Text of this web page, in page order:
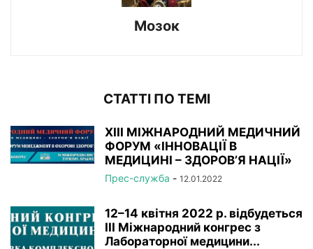
Мозок
СТАТТІ ПО ТЕМІ
XIІI МІЖНАРОДНИЙ МЕДИЧНИЙ
ФОРУМ «ІННОВАЦІЇ В
МЕДИЦИНІ – ЗДОРОВ’Я НАЦІЇ»
Прес-служба - 12.01.2022
12–14 квітня 2022 р. відбудеться
ІІІ Міжнародний конгрес з
Лабораторної медицини...